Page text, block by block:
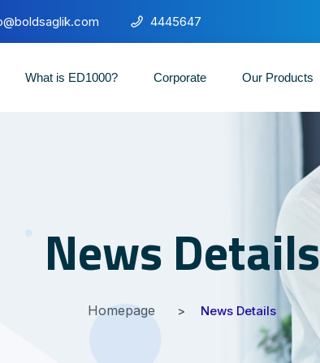
4445647
What is ED1000? Corporate Our Products
News Details
Homepage News Details